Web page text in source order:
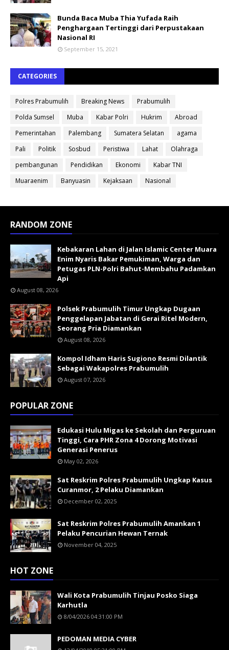
Bunda Baca Muba Thia Yufada Raih
Penghargaan Tertinggi dari Perpustakaan
Nasional RI
September 15, 2021
CATEGORIES
Polres Prabumulih Breaking News
Prabumulih
Polda Sumsel
Muba Kabar Polri Hukrim
Abroad
Pemerintahan
Palembang Sumatera Selatan
agama
Pali
Politik Sosbud Peristiwa Lahat
Olahraga
pembangunan
Pendidikan Ekonomi
Kabar TNI
Muaraenim
Banyuasin Kejaksaan Nasional
RANDOM ZONE
Kebakaran Lahan di Jalan Islamic Center Muara
Enim Nyaris Bakar Pemukiman, Warga dan
Petugas PLN-Polri Bahut-Membahu Padamkan
Api
August 08, 2026
Polsek Prabumulih Timur Ungkap Dugaan
Penggelapan Jabatan di Gerai Ritel Modern,
Seorang Pria Diamankan
August 08, 2026
Kompol Idham Haris Sugiono Resmi Dilantik
Sebagai Wakapolres Prabumulih
August 07, 2026
POPULAR ZONE
Edukasi Hulu Migas ke Sekolah dan Perguruan
Tinggi, Cara PHR Zona 4 Dorong Motivasi
Generasi Penerus
May 02, 2026
Sat Reskrim Polres Prabumulih Ungkap Kasus
Curanmor, 2 Pelaku Diamankan
December 02, 2025
Sat Reskrim Polres Prabumulih Amankan 1
Pelaku Pencurian Hewan Ternak
November 04, 2025
HOT ZONE
Wali Kota Prabumulih Tinjau Posko Siaga
Karhutla
8/04/2026 04:31:00 PM
PEDOMAN MEDIA CYBER